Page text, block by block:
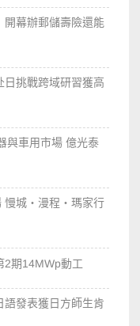
幕辦郵儲壽險還能
日挑戰跨域研習獲高
與車用市場 億光泰
慢城・漫程・瑪家行
期14MWp動工
發表獲日方師生肯